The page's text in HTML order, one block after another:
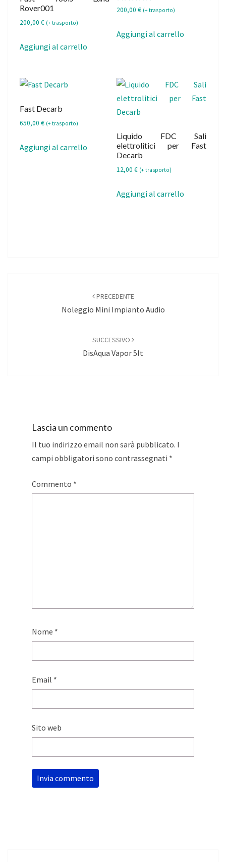
Rover001
200,00 € (+ trasporto)
Aggiungi al carrello
Valutato
5.00
200,00€ (+ trasporto)
Aggiungi al carrello
Fast Decarb
650,00 € (+ trasporto)
Aggiungi al carrello
Liquido FDC Sali
elettrolitici per Fast
Decarb
12,00€ (+ trasporto)
Aggiungi al carrello
PRECEDENTE
Noleggio Mini Impianto Audio
SUCCESSIVO
DisAqua Vapor 5lt
Lascia un commento
Il tuo indirizzo email non sarà pubblicato. I
campi obbligatori sono contrassegnati *
Commento *
Nome *
Email *
Sito web